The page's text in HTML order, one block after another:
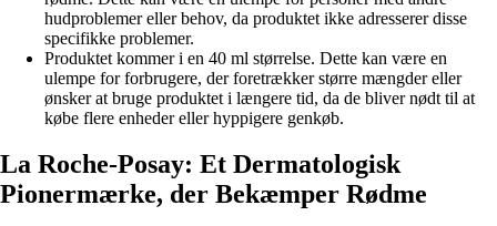
hudproblemer eller behov, da produktet ikke adresserer disse
specifikke problemer.
Produktet kommer i en 40 ml størrelse. Dette kan være en
ulempe for forbrugere, der foretrækker større mængder eller
ønsker at bruge produktet i længere tid, da de bliver nødt til at
købe flere enheder eller hyppigere genkøb.
La Roche-Posay: Et Dermatologisk
Pionermærke, der Bekæmper Rødme